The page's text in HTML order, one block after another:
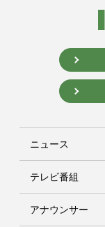
ニュース
テレビ番組
アナウンサー